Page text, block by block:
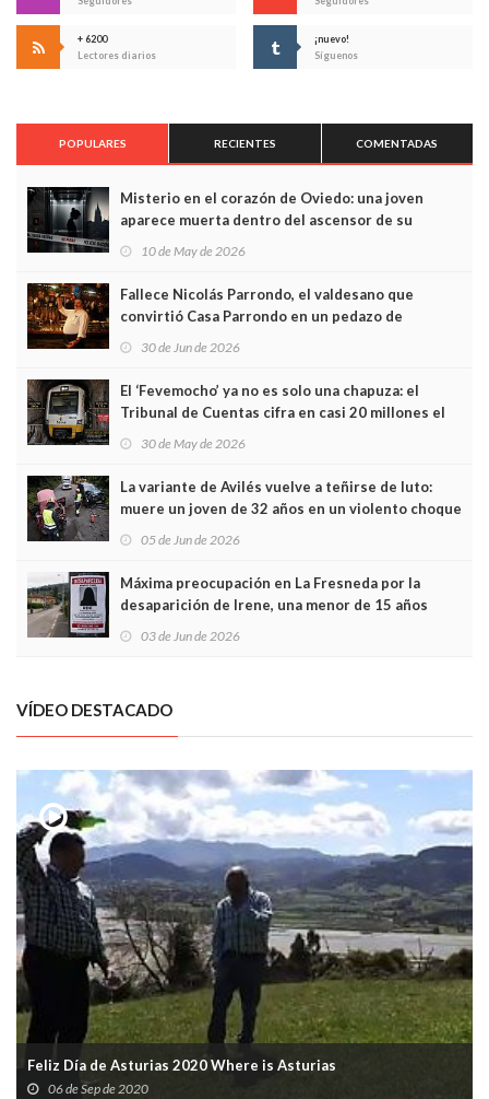
+ 6200
Lectores diarios
¡nuevo!
Síguenos
POPULARES RECIENTES COMENTADAS
Misterio en el corazón de Oviedo: una joven
aparece muerta dentro del ascensor de su
edificio y las cámaras captan sus últimos minutos
10 de May de 2026
Fallece Nicolás Parrondo, el valdesano que
convirtió Casa Parrondo en un pedazo de
Asturias en Madrid
30 de Jun de 2026
El ‘Fevemocho’ ya no es solo una chapuza: el
Tribunal de Cuentas cifra en casi 20 millones el
sobrecoste de los trenes que no cabían por los
30 de May de 2026
La variante de Avilés vuelve a teñirse de luto:
muere un joven de 32 años en un violento choque
frontal
05 de Jun de 2026
Máxima preocupación en La Fresneda por la
desaparición de Irene, una menor de 15 años
03 de Jun de 2026
VÍDEO DESTACADO
Feliz Día de Asturias 2020 Where is Asturias
06 de Sep de 2020